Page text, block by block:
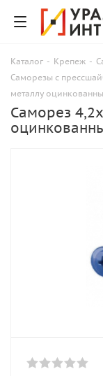
Каталог - Крепеж -
Саморезы с
металлу
Саморез